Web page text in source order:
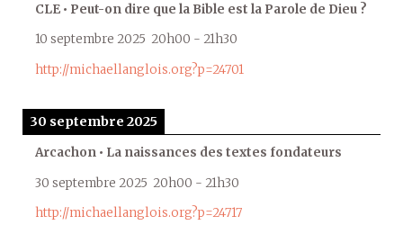
CLE • Peut-on dire que la Bible est la Parole de Dieu ?
10 septembre 2025 20h00 - 21h30
http://michaellanglois.org?p=24701
30 septembre 2025
Arcachon • La naissances des textes fondateurs
30 septembre 2025 20h00 - 21h30
http://michaellanglois.org?p=24717